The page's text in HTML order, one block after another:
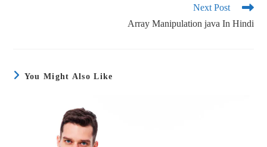
Next Post
Array Manipulation java In Hindi
You Might Also Like